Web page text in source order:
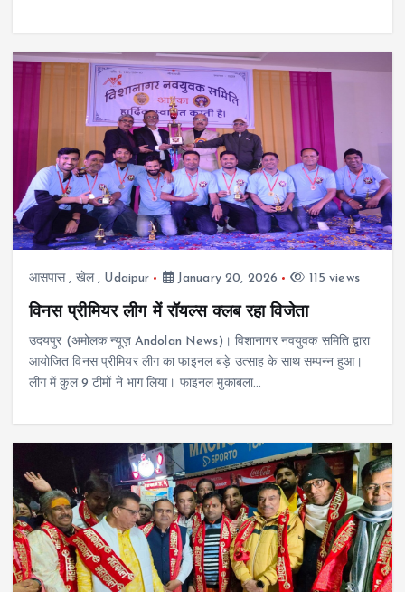
आसपास, खेल, Udaipur January 20, 2026 115 views
विनस प्रीमियर लीग में रॉयल्स क्लब रहा विजेता
उदयपुर (अमोलक न्यूज़ Andolan News)। विशानागर नवयुवक समिति द्वारा
आयोजित विनस प्रीमियर लीग का फाइनल बड़े उत्साह के साथ सम्पन्न हुआ।
लीग में कुल 9 टीमों ने भाग लिया। फाइनल मुकाबला…